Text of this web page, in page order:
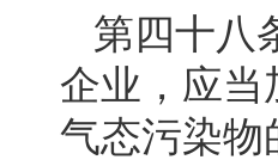
第四十八
企业，应
气态污染物